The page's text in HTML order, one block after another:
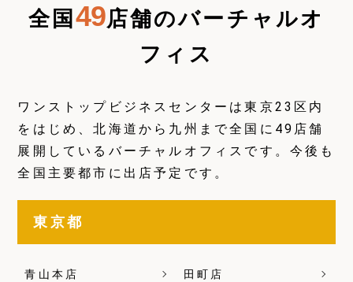
全国 49店舗のバーチャルオ
フィス
ワンストップビジネスセンターは東京23区内
をはじめ、北海道から九州まで全国に49店舗
展開しているバーチャルオフィスです。今後も
全国主要都市に出店予定です。
東京都
青山本店 田町店